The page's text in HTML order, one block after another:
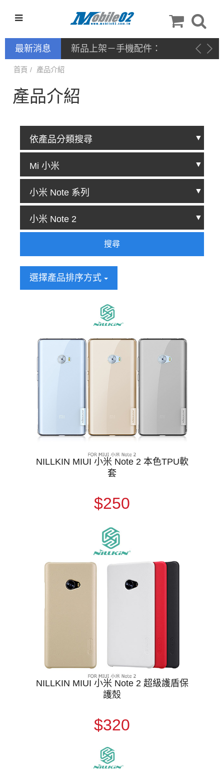
最新消息
新品上架－手機配件：
NILLKIN
首頁 產品介紹
產品介紹
搜尋
選擇產品排序方式
NILLKIN MIUI 小米 Note 2 本色TPU軟
套
$250
NILLKIN MIUI 小米 Note 2 超級護盾保
護殼
$320